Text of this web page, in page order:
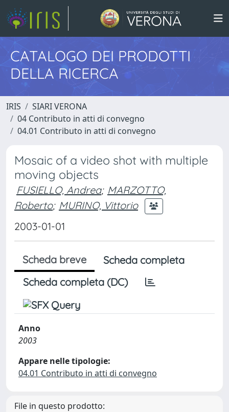
CATALOGO DEI PRODOTTI
DELLA RICERCA
IRIS
SIARI VERONA
04 Contributo in atti di convegno
04.01 Contributo in atti di convegno
Mosaic of a video shot with multiple
moving objects
FUSIELLO, Andrea; MARZOTTO,
Roberto; MURINO, Vittorio
2003-01-01
Scheda breve
Scheda completa
Scheda completa (DC)
Anno
2003
Appare nelle tipologie:
04.01 Contributo in atti di convegno
File in questo prodotto: